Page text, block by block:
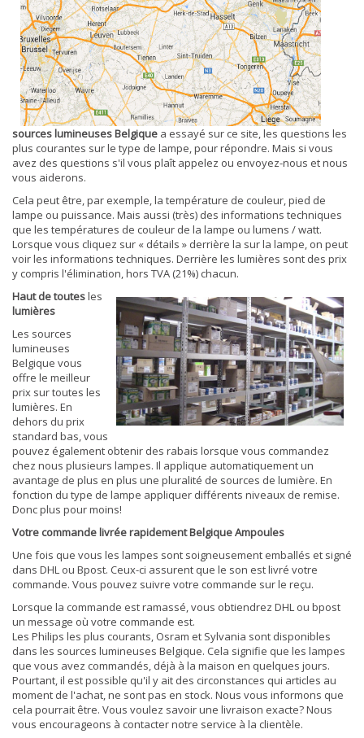
sources lumineuses Belgique a essayé sur ce site, les questions les
plus courantes sur le type de lampe, pour répondre. Mais si vous
avez des questions s'il vous plaît appelez ou envoyez-nous et nous
vous aiderons.
Cela peut être, par exemple, la température de couleur, pied de
lampe ou puissance. Mais aussi (très) des informations techniques
que les températures de couleur de la lampe ou lumens / watt.
Lorsque vous cliquez sur « détails » derrière la sur la lampe, on peut
voir les informations techniques. Derrière les lumières sont des prix
y compris l'élimination, hors TVA (21%) chacun.
Haut de toutesles
lumières
Les sources
lumineuses
Belgique vous
offre le meilleur
prix sur toutes les
lumières. En
dehors du prix
standard bas, vous
pouvez également obtenir des rabais lorsque vous commandez
chez nous plusieurs lampes. Il applique automatiquement un
avantage de plus en plus une pluralité de sources de lumière. En
fonction du type de lampe appliquer différents niveaux de remise.
Donc plus pour moins!
Votre commande livrée rapidement Belgique Ampoules
Une fois que vous les lampes sont soigneusement emballés et signé
dans DHL ou Bpost. Ceux-ci assurent que le son est livré votre
commande. Vous pouvez suivre votre commande sur le reçu.
Lorsque la commande est ramassé, vous obtiendrez DHL ou bpost
un message où votre commande est.
Les Philips les plus courants, Osram et Sylvania sont disponibles
dans les sources lumineuses Belgique. Cela signifie que les lampes
que vous avez commandés, déjà à la maison en quelques jours.
Pourtant, il est possible qu'il y ait des circonstances qui articles au
moment de l'achat, ne sont pas en stock. Nous vous informons que
cela pourrait être. Vous voulez savoir une livraison exacte? Nous
vous encourageons à contacter notre service à la clientèle.